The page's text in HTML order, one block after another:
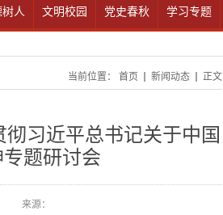
树人 文明校园 党史春秋 学习专题
当前位置： 首页 新闻动态 正文
习近平总书记关于中国
题研讨会
来源：